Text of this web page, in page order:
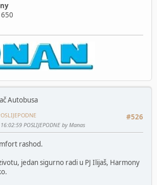
Autobusa
#526
POSLIJEPODNE by Manas
rashod.
jedan sigurno radi u PJ Ilijaš, Harmony